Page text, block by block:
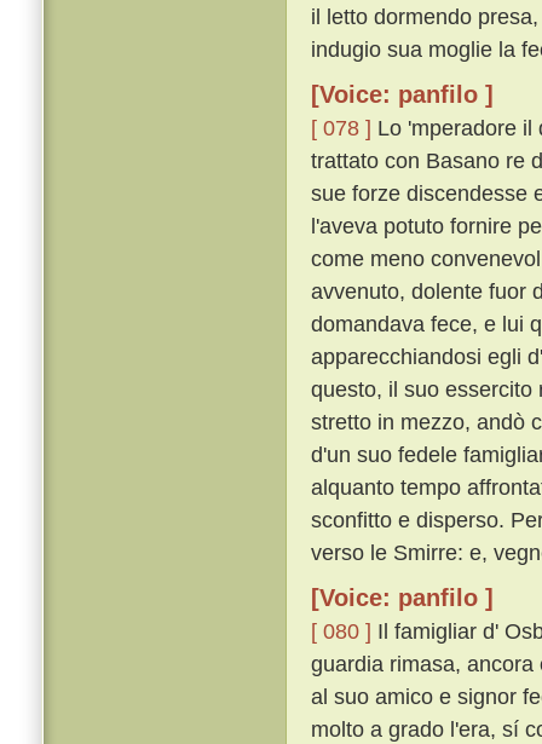
il letto dormendo
indugio sua moglie la
[Voice: panfilo ]
[ 078 ] Lo 'mperadore il
trattato con Basano re
sue forze discendesse
l'aveva potuto fornire
come meno
avvenuto, dolente fuor
domandava fece, e lui
apparecchiandosi egli
questo, il suo essercito
stretto in mezzo, andò
d'un suo fedele
alquanto tempo
sconfitto e disperso.
verso le Smirre: e,
[Voice: panfilo ]
[ 080 ] Il famigliar d'
guardia rimasa,
al suo amico e signor
molto a grado l'era, sí